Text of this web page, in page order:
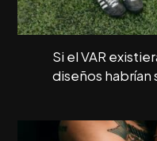
Si el VAR
diseños habrían